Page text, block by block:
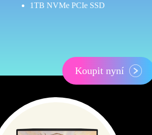
1TB NVMe PCIe SSD
Koupit nyní